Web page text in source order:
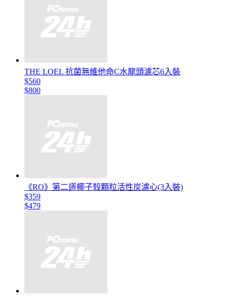
THE LOEL 抗菌無維他命C水龍頭濾芯6入裝
$560
$800
《RO》第二道椰子殼顆粒活性炭濾心(3入裝)
$359
$479